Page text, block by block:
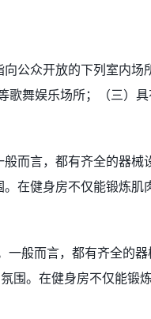
公众开放的下列室内场
歌舞娱乐场所；（三）
而言，都有齐全的器械
在健身房不仅能锻炼肌
般而言，都有齐全的
围。在健身房不仅能锻